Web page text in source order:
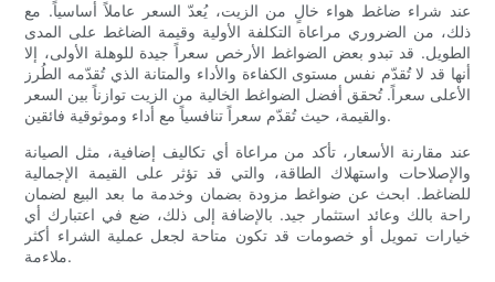
عند شراء ضاغط هواء خالٍ من الزيت، يُعدّ السعر عاملاً أساسياً. مع
ذلك، من الضروري مراعاة التكلفة الأولية وقيمة الضاغط على المدى
الطويل. قد تبدو بعض الضواغط الأرخص سعراً جيدة للوهلة الأولى، إلا
أنها قد لا تُقدّم نفس مستوى الكفاءة والأداء والمتانة الذي تُقدّمه الطُرز
الأعلى سعراً. تُحقق أفضل الضواغط الخالية من الزيت توازناً بين السعر
والقيمة، حيث تُقدّم سعراً تنافسياً مع أداء وموثوقية فائقين.
عند مقارنة الأسعار، تأكد من مراعاة أي تكاليف إضافية، مثل الصيانة
والإصلاحات واستهلاك الطاقة، والتي قد تؤثر على القيمة الإجمالية
للضاغط. ابحث عن ضواغط مزودة بضمان وخدمة ما بعد البيع لضمان
راحة بالك وعائد استثمار جيد. بالإضافة إلى ذلك، ضع في اعتبارك أي
خيارات تمويل أو خصومات قد تكون متاحة لجعل عملية الشراء أكثر
ملاءمة.